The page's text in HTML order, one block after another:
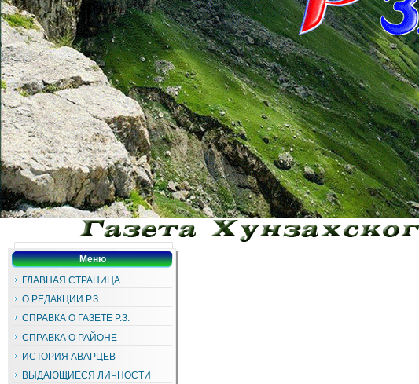
Меню
ГЛАВНАЯ СТРАНИЦА
О РЕДАКЦИИ Р.З.
СПРАВКА О ГАЗЕТЕ Р.З.
СПРАВКА О РАЙОНЕ
ИСТОРИЯ АВАРЦЕВ
ВЫДАЮЩИЕСЯ ЛИЧНОСТИ